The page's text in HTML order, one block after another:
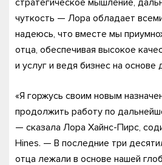
стратегическое мышление,
чуткость — Лора обладает
надеюсь, что вместе мы
отца, обеспечивая высокое
и услуг и ведя бизнес на основе
«Я горжусь своим новым
продолжить работу по
— сказала Лора Хайнс-Пирс,
Hines. — В последние три
отца лежали в основе нашей